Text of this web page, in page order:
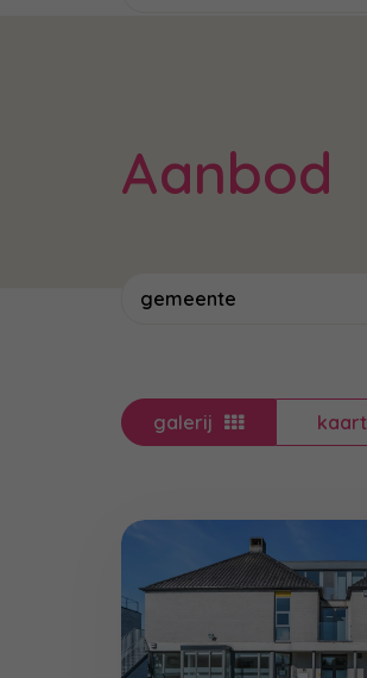
Aanbod
gemeente
galerij kaart